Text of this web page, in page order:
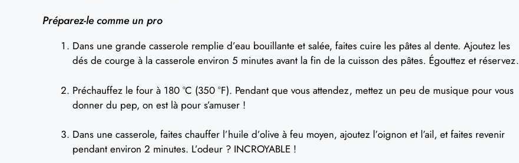
Préparez-le comme un pro
Dans une grande casserole remplie d’eau bouillante et salée, faites cuire les pâtes al dente. Ajoutez les
dés de courge à la casserole environ 5 minutes avant la fin de la cuisson des pâtes. Égouttez et réservez.
Préchauffez le four à 180 °C (350 °F). Pendant que vous attendez, mettez un peu de musique pour vous
donner du pep, on est là pour s’amuser !
Dans une casserole, faites chauffer l’huile d’olive à feu moyen, ajoutez l’oignon et l’ail, et faites revenir
pendant environ 2 minutes. L’odeur ? INCROYABLE !